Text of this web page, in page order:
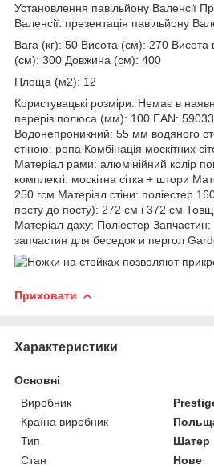
Установлення павільйону Валенсії
Валенсії: презентація павільйону
Вага (кг): 50 Висота (см): 270
(см): 300 Довжина (см): 400
Площа (м2): 12
Користувацькі розміри: Немає в
переріз полюса (мм): 100 EAN:
Водонепроникний: 55 мм водяного
стіною: репа Комбінація москітних
Матеріал рами: алюмінійний колір
комплекті: москітна сітка + штори
250 гсм Матеріал стіни: поліестер
посту до посту): 272 см і 372 см
Матеріал даху: Поліестер
запчастин для беседок и пергол
Приховати
Характеристики
Основні
Виробник
Країна виробник
Тип
Шатер
Стан
Нове